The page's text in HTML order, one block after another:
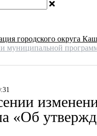
городского округа
муниципальной
«Об